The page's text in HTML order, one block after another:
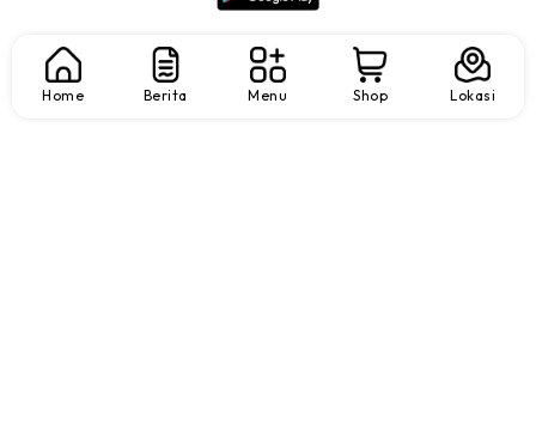
Home Berita Menu Shop Lokasi